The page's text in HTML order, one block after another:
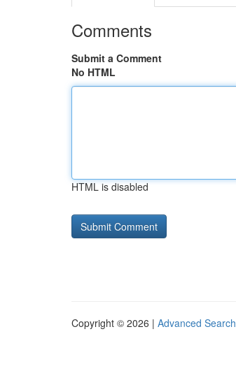
Comments
Submit a Comment
No HTML
HTML is disabled
Copyright © 2026 | Advanced Search